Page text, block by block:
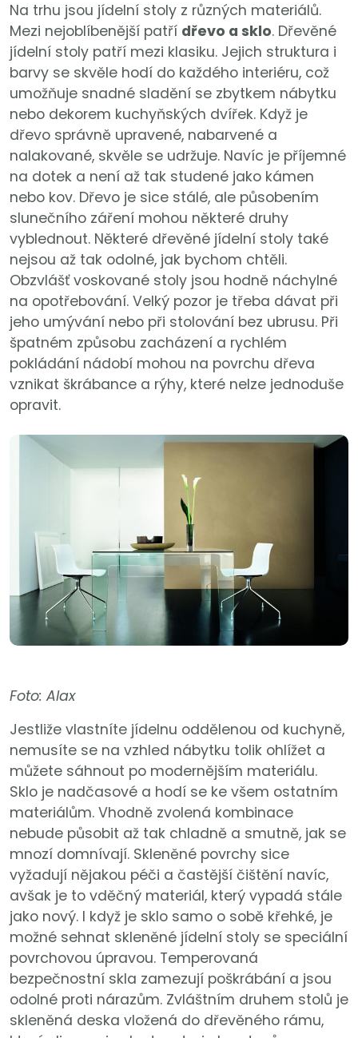
Na trhu jsou jídelní stoly z různých materiálů.
Mezi nejoblíbenější patří dřevo a sklo. Dřevěné
jídelní stoly patří mezi klasiku. Jejich struktura i
barvy se skvěle hodí do každého interiéru, což
umožňuje snadné sladění se zbytkem nábytku
nebo dekorem kuchyňských dvířek. Když je
dřevo správně upravené, nabarvené a
nalakované, skvěle se udržuje. Navíc je příjemné
na dotek a není až tak studené jako kámen
nebo kov. Dřevo je sice stálé, ale působením
slunečního záření mohou některé druhy
vyblednout. Některé dřevěné jídelní stoly také
nejsou až tak odolné, jak bychom chtěli.
Obzvlášť voskované stoly jsou hodně náchylné
na opotřebování. Velký pozor je třeba dávat při
jeho umývání nebo při stolování bez ubrusu. Při
špatném způsobu zacházení a rychlém
pokládání nádobí mohou na povrchu dřeva
vznikat škrábance a rýhy, které nelze jednoduše
opravit.
Foto: Alax
Jestliže vlastníte jídelnu oddělenou od kuchyně,
nemusíte se na vzhled nábytku tolik ohlížet a
můžete sáhnout po modernějším materiálu.
Sklo je nadčasové a hodí se ke všem ostatním
materiálům. Vhodně zvolená kombinace
nebude působit až tak chladně a smutně, jak se
mnozí domnívají. Skleněné povrchy sice
vyžadují nějakou péči a častější čištění navíc,
avšak je to vděčný materiál, který vypadá stále
jako nový. I když je sklo samo o sobě křehké, je
možné sehnat skleněné jídelní stoly se speciální
povrchovou úpravou. Temperovaná
bezpečnostní skla zamezují poškrábání a jsou
odolné proti nárazům. Zvláštním druhem stolů je
skleněná deska vložená do dřevěného rámu,